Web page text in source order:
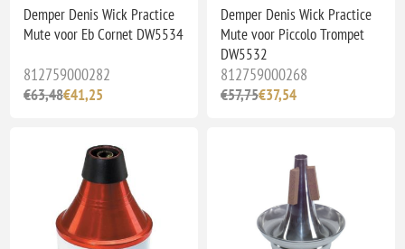
Demper Denis Wick Practice
Mute voor Eb Cornet DW5534
812759000282
€63,48€41,25
Demper Denis Wick Practice
Mute voor Piccolo Trompet
DW5532
812759000268
€57,75€37,54